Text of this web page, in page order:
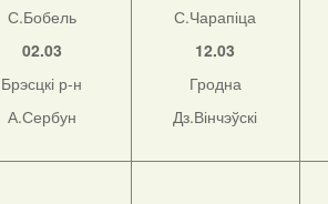
С.Бобель
02.03
Брэсцкі р-н
А.Сербун
С.Чарапіца
12.03
Гродна
Дз.Вінчэўскі